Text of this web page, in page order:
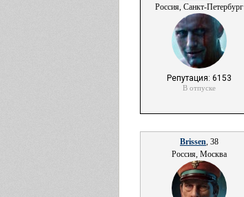
Россия, Санкт-Петербург
Репутация: 6153
В отпуске
Brissen, 38
Россия, Москва